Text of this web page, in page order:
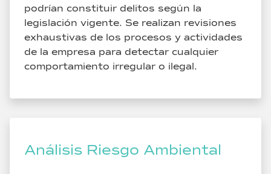
podrían constituir delitos según la
legislación vigente. Se realizan revisiones
exhaustivas de los procesos y actividades
de la empresa para detectar cualquier
comportamiento irregular o ilegal.
Análisis Riesgo Ambiental